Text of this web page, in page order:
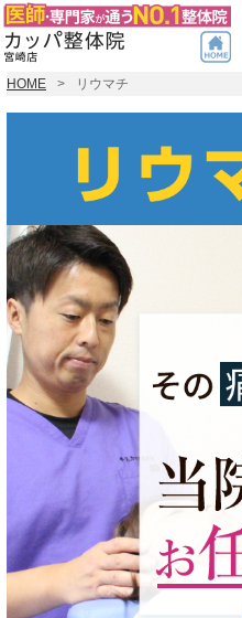
HOME リウマチ